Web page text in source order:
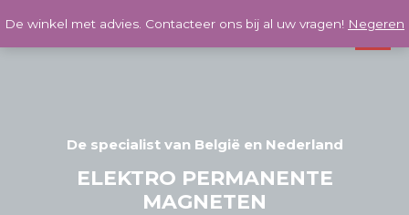
De specialist van België en Nederland
ELEKTRO PERMANENTE
MAGNETEN
De winkel met advies. Contacteer ons bij al uw vragen! Negeren